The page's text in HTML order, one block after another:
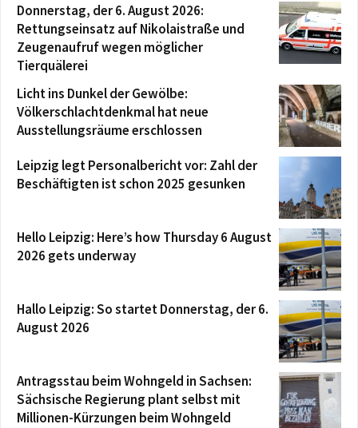
Donnerstag, der 6. August 2026:
Rettungseinsatz auf Nikolaistraße und
Zeugenaufruf wegen möglicher
Tierquälerei
Licht ins Dunkel der Gewölbe:
Völkerschlachtdenkmal hat neue
Ausstellungsräume erschlossen
Leipzig legt Personalbericht vor: Zahl der
Beschäftigten ist schon 2025 gesunken
Hello Leipzig: Here’s how Thursday 6 August
2026 gets underway
Hallo Leipzig: So startet Donnerstag, der 6.
August 2026
Antragsstau beim Wohngeld in Sachsen:
Sächsische Regierung plant selbst mit
Millionen-Kürzungen beim Wohngeld